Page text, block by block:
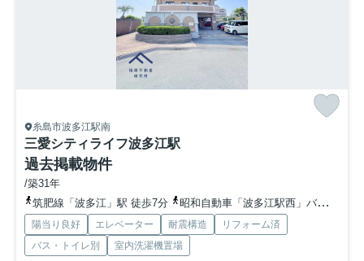
糸島市波多江駅南
三愛シティライフ波多江駅
過去掲載物件
/築31年
筑肥線「波多江」駅 徒歩7分
昭和自動車「波多江駅西」バス停下車 徒歩5分
陽当り良好 エレベーター 耐震構造
リフォーム済
バス・トイレ別
室内洗濯機置場